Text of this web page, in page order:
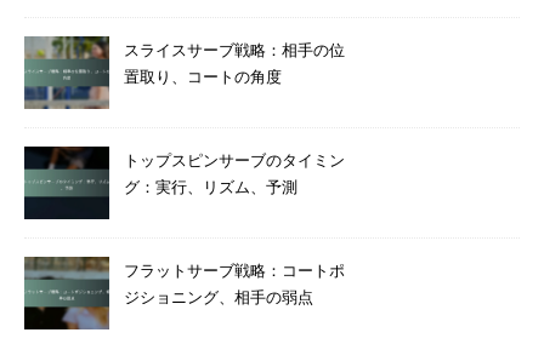
スライスサーブ戦略：相手の位
置取り、コートの角度
トップスピンサーブのタイミン
グ：実行、リズム、予測
フラットサーブ戦略：コートポ
ジショニング、相手の弱点